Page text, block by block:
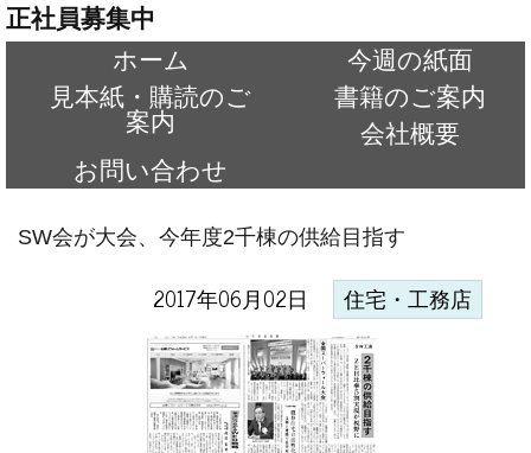
正社員募集中
ホーム
今週の紙面
見本紙・購読のご
案内
書籍のご案内
会社概要
お問い合わせ
SW会が大会、今年度2千棟の供給目指す
2017年06月02日 住宅・工務店